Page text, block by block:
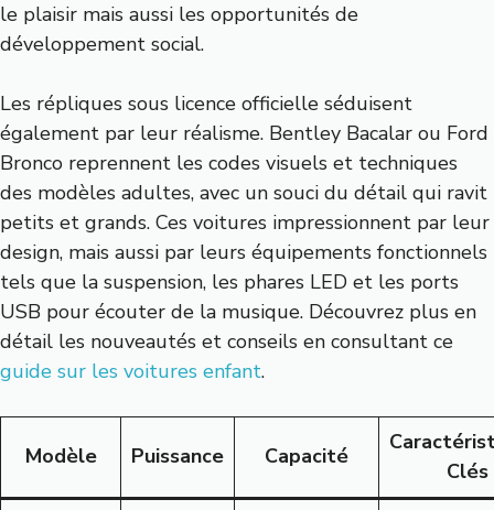
le plaisir mais aussi les opportunités de
développement social.
Les répliques sous licence officielle séduisent
également par leur réalisme. Bentley Bacalar ou Ford
Bronco reprennent les codes visuels et techniques
des modèles adultes, avec un souci du détail qui ravit
petits et grands. Ces voitures impressionnent par leur
design, mais aussi par leurs équipements fonctionnels
tels que la suspension, les phares LED et les ports
USB pour écouter de la musique. Découvrez plus en
détail les nouveautés et conseils en consultant ce
guide sur les voitures enfant.
Modèle Puissance Capacité
Clés